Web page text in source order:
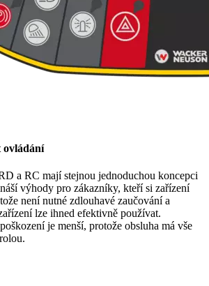
ovládání
a RC mají stejnou jednoduchou koncepci
výhody pro zákazníky, kteří si zařízení
není nutné zdlouhavé zaučování a
lze ihned efektivně používat.
je menší, protože obsluha má vše